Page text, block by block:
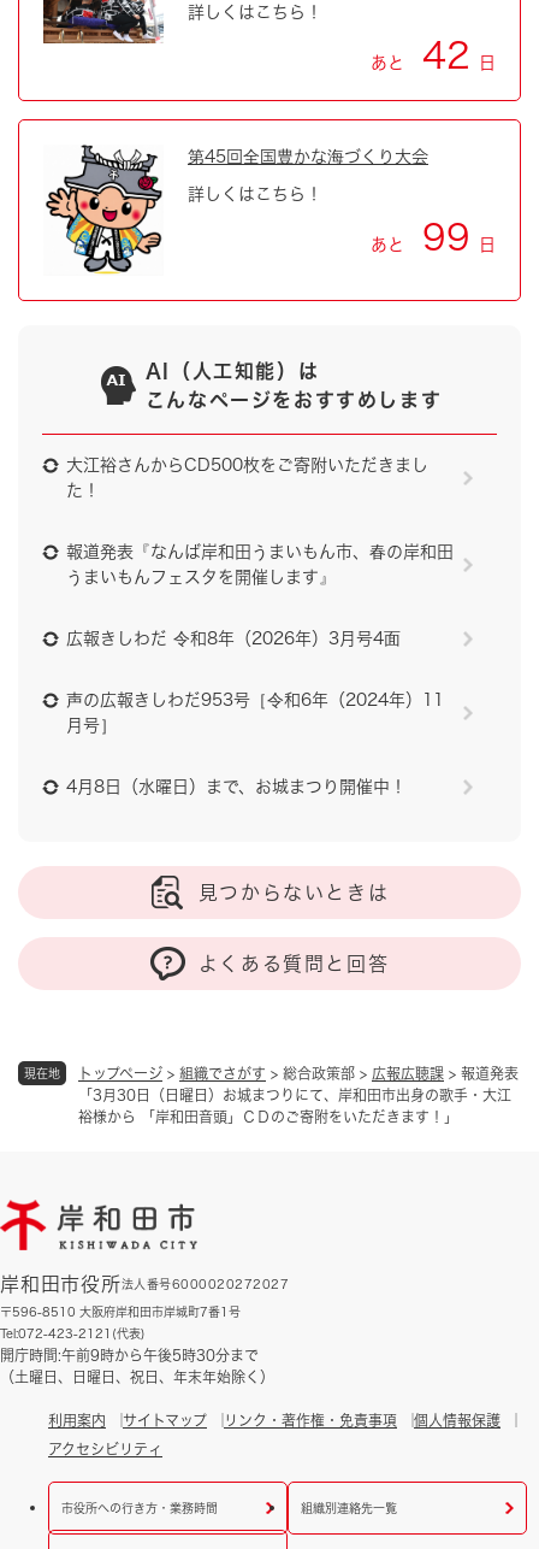
現在地 トップページ > 組織でさがす > 総合政策部 > 広報広聴課 > 報道発表
「3月30日（日曜日）お城まつりにて、岸和田市出身の歌手・大江
裕様から 「岸和田音頭」ＣＤのご寄附をいただきます！」
詳しくはこちら！
あと 42 日
第45回全国豊かな海づくり大会
詳しくはこちら！
あと 99 日
AI（人工知能）は
こんなページをおすすめします
大江裕さんからCD500枚をご寄附いただきまし
た！
報道発表『なんば岸和田うまいもん市、春の岸和田
うまいもんフェスタを開催します』
広報きしわだ 令和8年（2026年）3月号4面
声の広報きしわだ953号［令和6年（2024年）11
月号］
4月8日（水曜日）まで、お城まつり開催中！
見つからないときは
よくある質問と回答
岸和田市役所法人番号6000020272027
〒596-8510 大阪府岸和田市岸城町7番1号
Tel:072-423-2121(代表)
開庁時間:午前9時から午後5時30分まで
（土曜日、日曜日、祝日、年末年始除く）
利用案内 サイトマップ リンク・著作権・免責事項
個人情報保護
アクセシビリティ
市役所への行き方・業務時間 組織別連絡先一覧